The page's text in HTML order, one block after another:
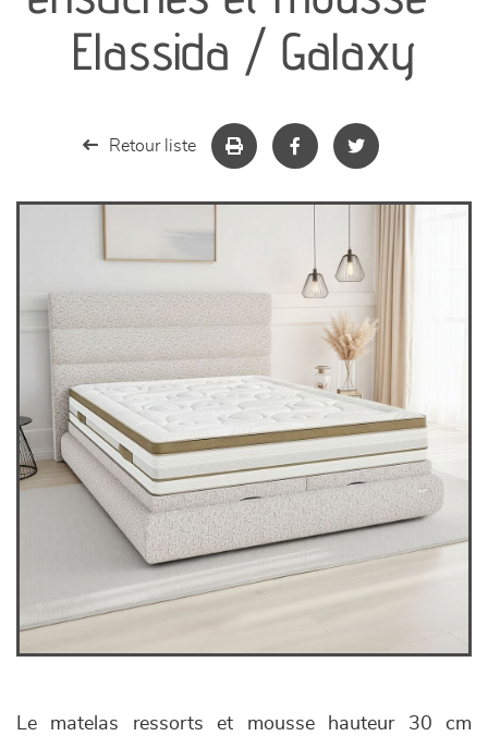
chambres et dressing
Elassida / Galaxy
Retour liste
Le matelas ressorts et mousse hauteur 30 cm